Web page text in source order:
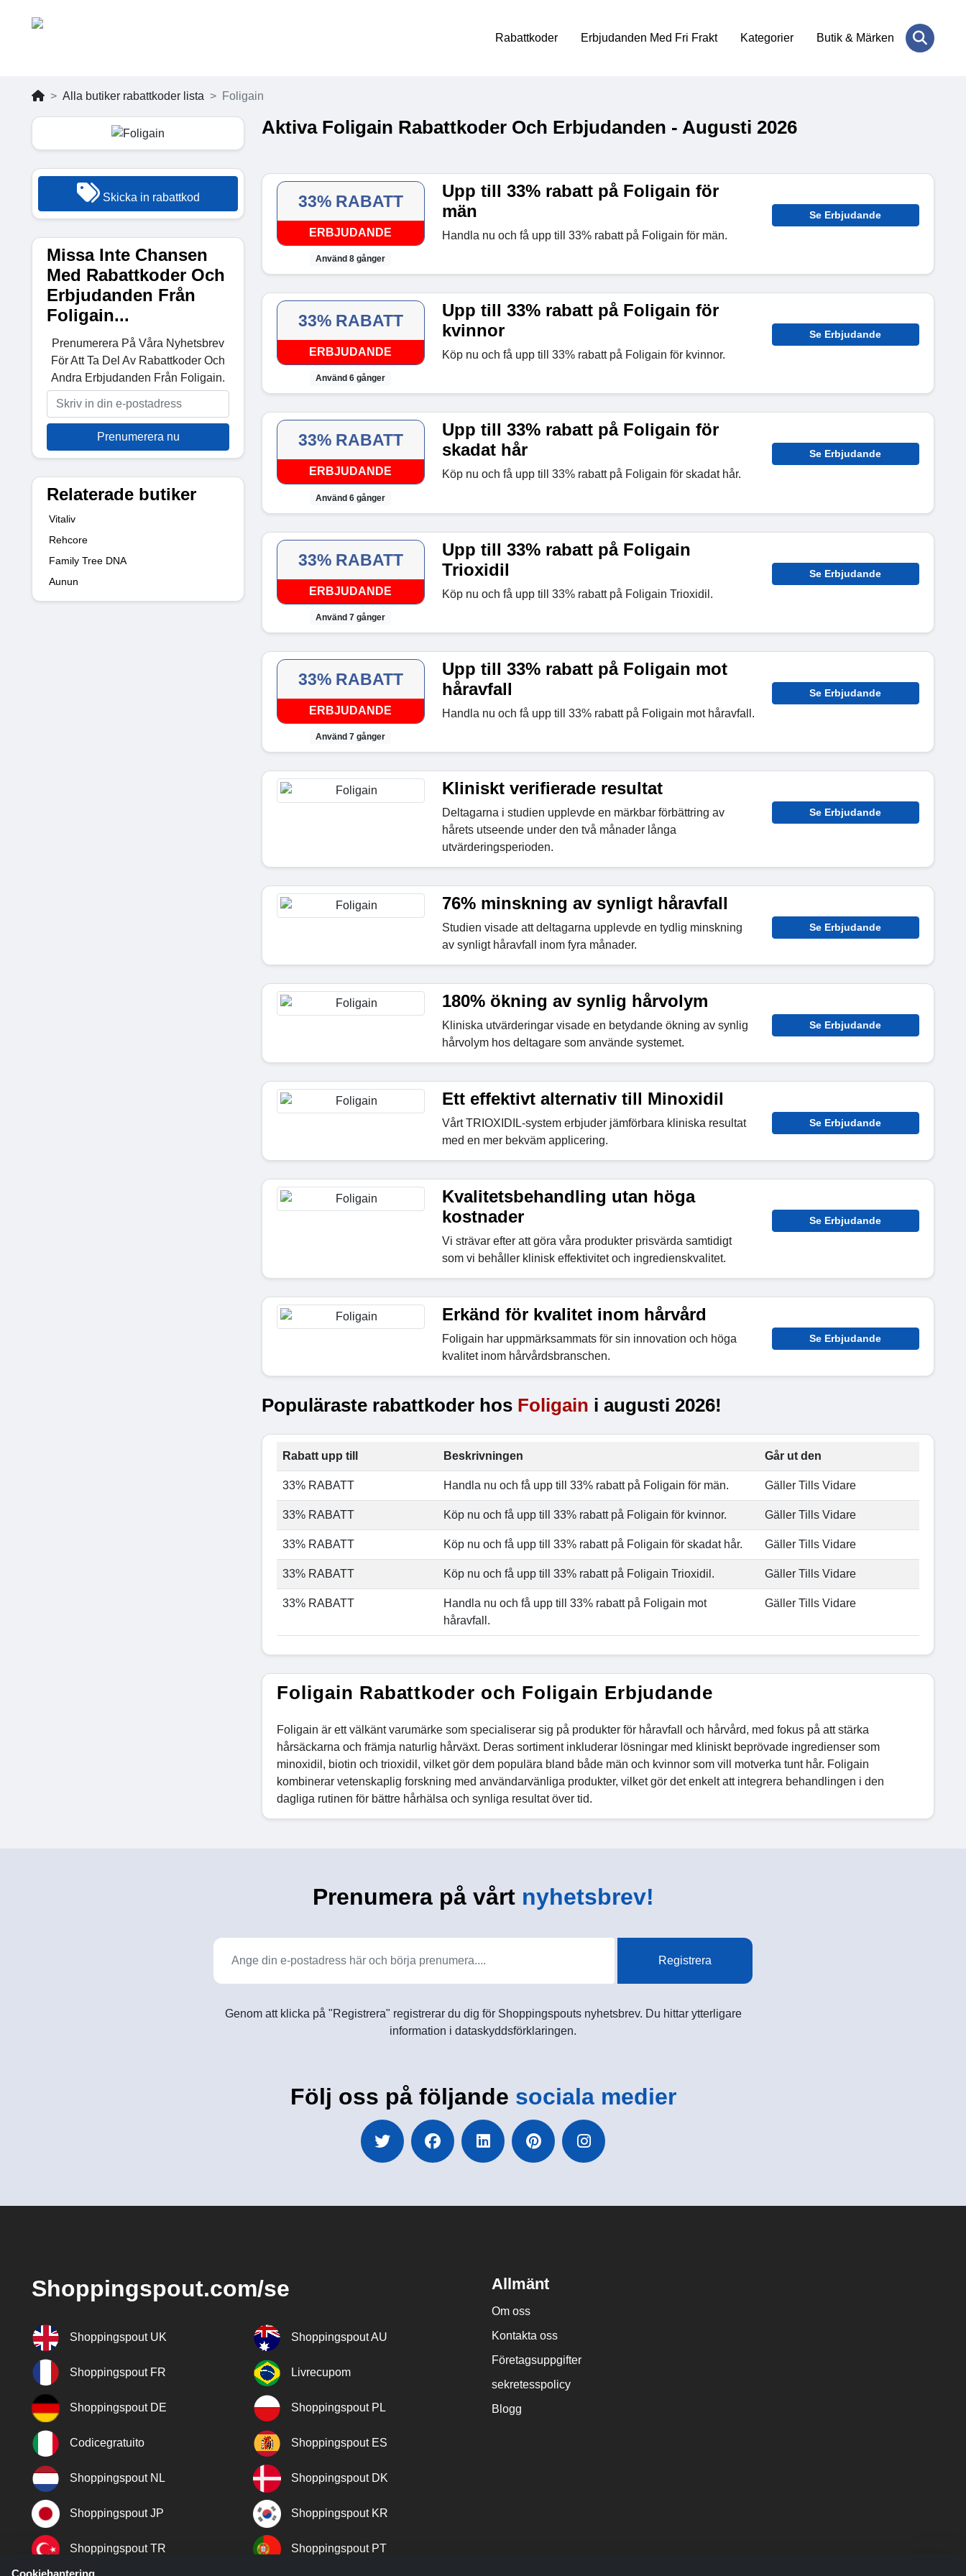
Rabattkoder Erbjudanden Med Fri Frakt Kategorier Butik & Märken
Alla butiker rabattkoder lista Foligain
Skicka in rabattkod
Missa Inte Chansen
Med Rabattkoder Och
Erbjudanden Från
Foligain...
Prenumerera På Våra Nyhetsbrev
För Att Ta Del Av Rabattkoder Och
Andra Erbjudanden Från Foligain.
Prenumerera nu
Relaterade butiker
Vitaliv
Rehcore
Family Tree DNA
Aunun
Aktiva Foligain Rabattkoder Och Erbjudanden - Augusti 2026
33% RABATT
ERBJUDANDE
Använd 8 gånger
Upp till 33% rabatt på Foligain för
män
Handla nu och få upp till 33% rabatt på Foligain för män.
Se Erbjudande
33% RABATT
ERBJUDANDE
Använd 6 gånger
Upp till 33% rabatt på Foligain för
kvinnor
Köp nu och få upp till 33% rabatt på Foligain för kvinnor.
Se Erbjudande
33% RABATT
ERBJUDANDE
Använd 6 gånger
Upp till 33% rabatt på Foligain för
skadat hår
Köp nu och få upp till 33% rabatt på Foligain för skadat hår.
Se Erbjudande
33% RABATT
ERBJUDANDE
Använd 7 gånger
Upp till 33% rabatt på Foligain
Trioxidil
Köp nu och få upp till 33% rabatt på Foligain Trioxidil.
Se Erbjudande
33% RABATT
ERBJUDANDE
Använd 7 gånger
Upp till 33% rabatt på Foligain mot
håravfall
Handla nu och få upp till 33% rabatt på Foligain mot håravfall.
Se Erbjudande
Kliniskt verifierade resultat
Deltagarna i studien upplevde en märkbar förbättring av
hårets utseende under den två månader långa
utvärderingsperioden.
Se Erbjudande
76% minskning av synligt håravfall
Studien visade att deltagarna upplevde en tydlig minskning
av synligt håravfall inom fyra månader.
Se Erbjudande
180% ökning av synlig hårvolym
Kliniska utvärderingar visade en betydande ökning av synlig
hårvolym hos deltagare som använde systemet.
Se Erbjudande
Ett effektivt alternativ till Minoxidil
Vårt TRIOXIDIL-system erbjuder jämförbara kliniska resultat
med en mer bekväm applicering.
Se Erbjudande
Kvalitetsbehandling utan höga
kostnader
Vi strävar efter att göra våra produkter prisvärda samtidigt
som vi behåller klinisk effektivitet och ingredienskvalitet.
Se Erbjudande
Erkänd för kvalitet inom hårvård
Foligain har uppmärksammats för sin innovation och höga
kvalitet inom hårvårdsbranschen.
Se Erbjudande
Populäraste rabattkoder hos Foligain i augusti 2026!
Rabatt upp till Beskrivningen Går ut den
33% RABATT Handla nu och få upp till 33% rabatt på Foligain för män. Gäller Tills Vidare
33% RABATT Köp nu och få upp till 33% rabatt på Foligain för kvinnor. Gäller Tills Vidare
33% RABATT Köp nu och få upp till 33% rabatt på Foligain för skadat hår. Gäller Tills Vidare
33% RABATT Köp nu och få upp till 33% rabatt på Foligain Trioxidil. Gäller Tills Vidare
33% RABATT
Handla nu och få upp till 33% rabatt på Foligain mot
håravfall.
Gäller Tills Vidare
Foligain Rabattkoder och Foligain Erbjudande
Foligain är ett välkänt varumärke som specialiserar sig på produkter för håravfall och hårvård, med fokus på att stärka
hårsäckarna och främja naturlig hårväxt. Deras sortiment inkluderar lösningar med kliniskt beprövade ingredienser som
minoxidil, biotin och trioxidil, vilket gör dem populära bland både män och kvinnor som vill motverka tunt hår. Foligain
kombinerar vetenskaplig forskning med användarvänliga produkter, vilket gör det enkelt att integrera behandlingen i den
dagliga rutinen för bättre hårhälsa och synliga resultat över tid.
Prenumera på vårtnyhetsbrev!
Registrera
Genom att klicka på "Registrera" registrerar du dig för Shoppingspouts nyhetsbrev. Du hittar ytterligare
information i dataskyddsförklaringen.
Följ oss på följande sociala medier
Shoppingspout.com/se
Shoppingspout UK Shoppingspout AU
Shoppingspout FR Livrecupom
Shoppingspout DE Shoppingspout PL
Codicegratuito Shoppingspout ES
Shoppingspout NL Shoppingspout DK
Shoppingspout JP Shoppingspout KR
Shoppingspout TR Shoppingspout PT
Allmänt
Om oss
Kontakta oss
Företagsuppgifter
sekretesspolicy
Blogg
Cookiehantering